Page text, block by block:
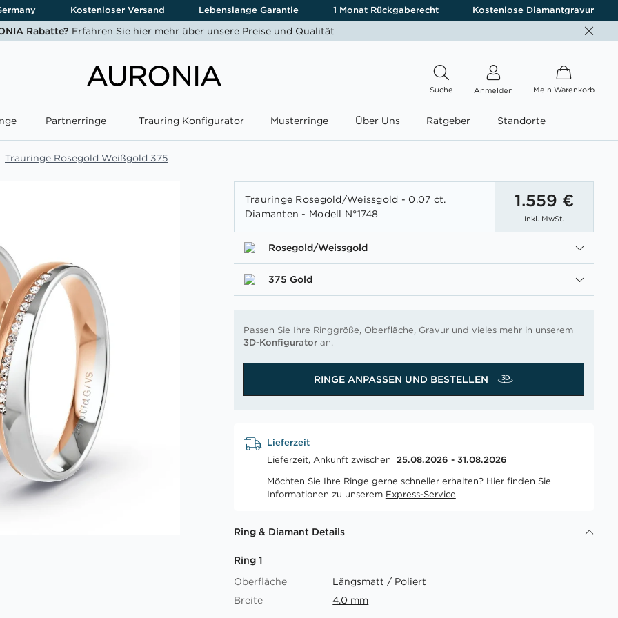
Kostenloser Versand Lebenslange Garantie 1 Monat Rückgaberecht Kostenlose Diamantgravur
Rabatte? Erfahren Sie hier mehr über unsere Preise und Qualität
Suche Anmelden Mein Warenkorb
Partnerringe Trauring Konfigurator Musterringe Über Uns Ratgeber Standorte
Trauringe Rosegold Weißgold 375
Trauringe Rosegold/Weissgold - 0.07 ct.
Diamanten - Modell N°1748
1.559 €
Inkl. MwSt.
Rosegold/Weissgold
375 Gold
Passen Sie Ihre Ringgröße, Oberfläche, Gravur und vieles mehr in unserem
3D-Konfigurator an.
RINGE ANPASSEN UND BESTELLEN
Lieferzeit
Lieferzeit, Ankunft zwischen 25.08.2026 - 31.08.2026
Möchten Sie Ihre Ringe gerne schneller erhalten? Hier finden Sie
Informationen zu unserem Express-Service
Ring & Diamant Details
Ring 1
Oberfläche
Längsmatt / Poliert
Breite
4.0 mm